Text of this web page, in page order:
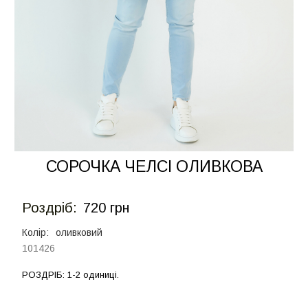
СОРОЧКА ЧЕЛСІ ОЛИВКОВА
Роздрiб: 720 грн
Колір:
оливковий
101426
РОЗДРIБ: 1-2 одиниці.